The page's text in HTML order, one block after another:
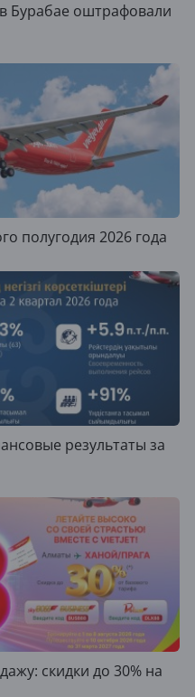
Бурабае оштрафовали
полугодия 2026 года
результаты за
скидки до 30% на